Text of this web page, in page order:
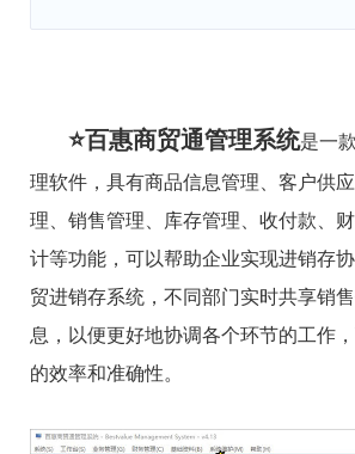
⭐百惠商贸通管理系统是一
理软件，具有商品信息管理、客户供
理、销售管理、库存管理、收付款、
计等功能，可以帮助企业实现进销存
贸进销存系统，不同部门实时共享销
息，以便更好地协调各个环节的工作
的效率和准确性。